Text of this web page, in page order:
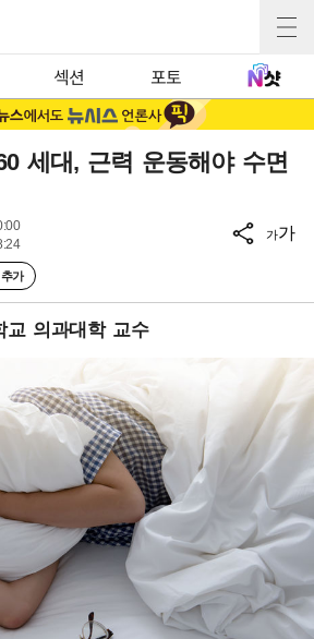
섹션 포토
세대, 근력 운동해야 수면
가
가가
교 의과대학 교수